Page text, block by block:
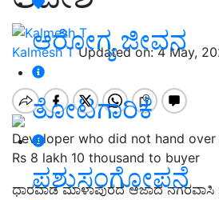
ಆರೋಗ್ಯ ಜೀವನ
ತೋಟಗಾರಿಕೆ
ಪಶುಸಂಗೋಪನೆ
Kalmesh TUpdated on: 4 May,
Developer who did not hand
Rs 8 lakh 10 thousand to buyer
ಧಾರವಾಡ ಮಾಳಾಪುರದ ಆಜಾದ